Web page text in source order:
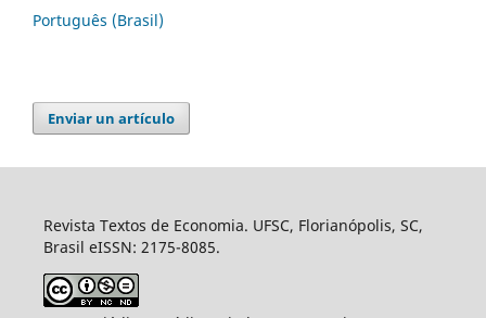
Português (Brasil)
Enviar un artículo
Revista Textos de Economia. UFSC, Florianópolis, SC,
Brasil eISSN: 2175-8085.